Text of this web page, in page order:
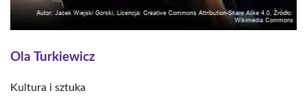
Ola Turkiewicz
Kultura i sztuka